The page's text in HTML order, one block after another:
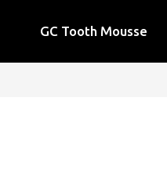
GC Tooth Mousse